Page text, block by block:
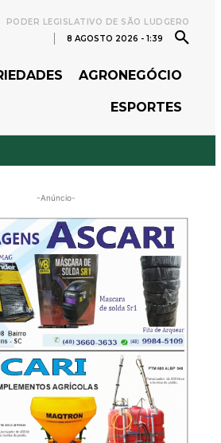
PODER LEGISLATIVO DE SÃO LUDGERO
8 AGOSTO 2026 - 1:39
AGRONEGÓCIO
ESPORTES
-Anúncio-